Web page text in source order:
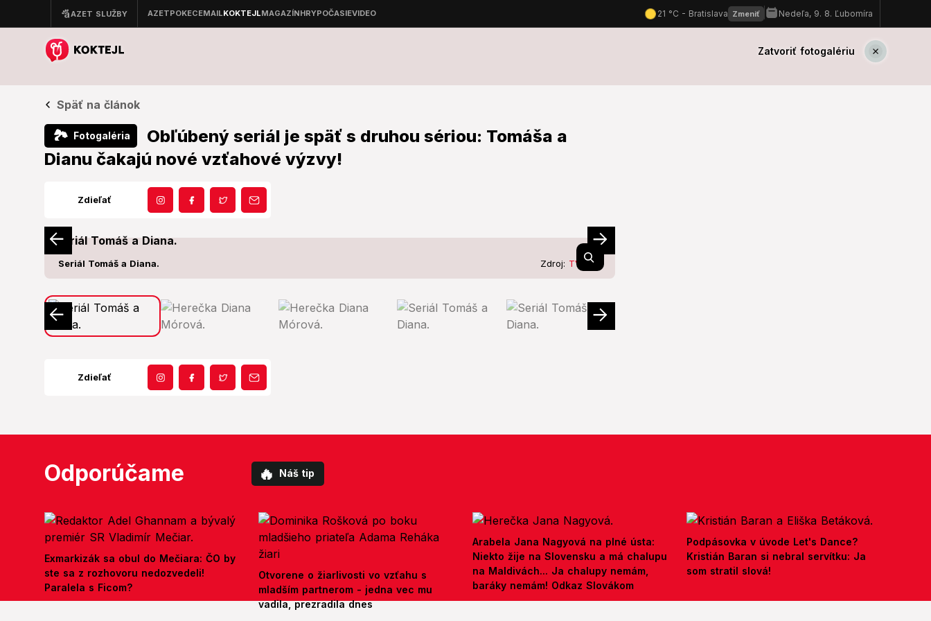
Zatvoriť fotogalériu
Späť na článok
🏞 Fotogaléria
Obľúbený seriál je späť s druhou sériou: Tomáša a
Dianu čakajú nové vzťahové výzvy!
Zdieľať
Seriál Tomáš a Diana. Zdroj: TV JOJ
Zdieľať
Odporúčame 🔥 Náš tip
Exmarkizák sa obul do Mečiara: ČO by
ste sa z rozhovoru nedozvedeli!
Paralela s Ficom?
Otvorene o žiarlivosti vo vzťahu s
mladším partnerom - jedna vec mu
vadila, prezradila dnes
Arabela Jana Nagyová na plné ústa:
Niekto žije na Slovensku a má chalupu
na Maldivách... Ja chalupy nemám,
baráky nemám! Odkaz Slovákom
Podpásovka v úvode Let's Dance?
Kristián Baran si nebral servítku: Ja
som stratil slová!